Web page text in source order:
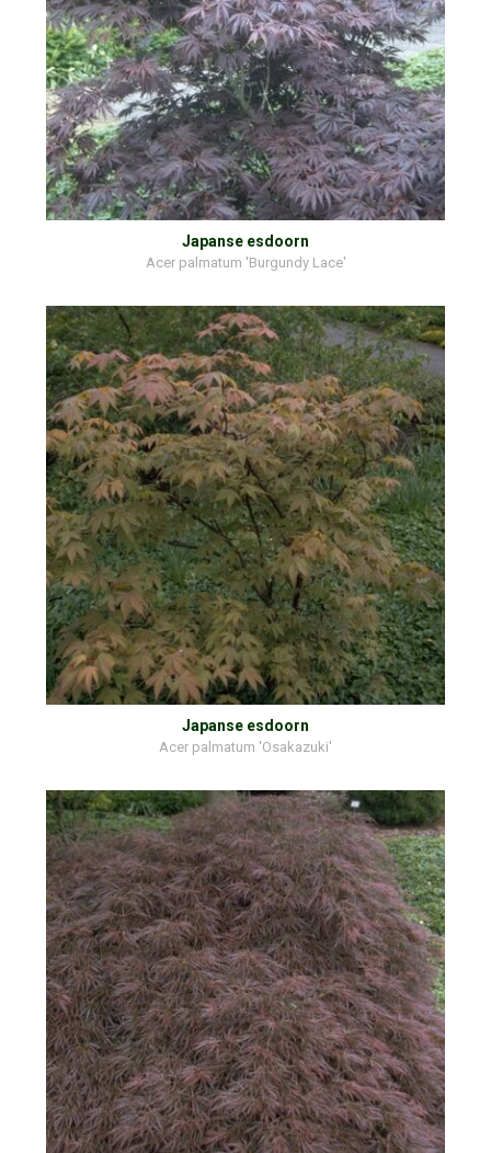
Japanse esdoorn
Acer palmatum 'Burgundy Lace'
Japanse esdoorn
Acer palmatum 'Osakazuki'